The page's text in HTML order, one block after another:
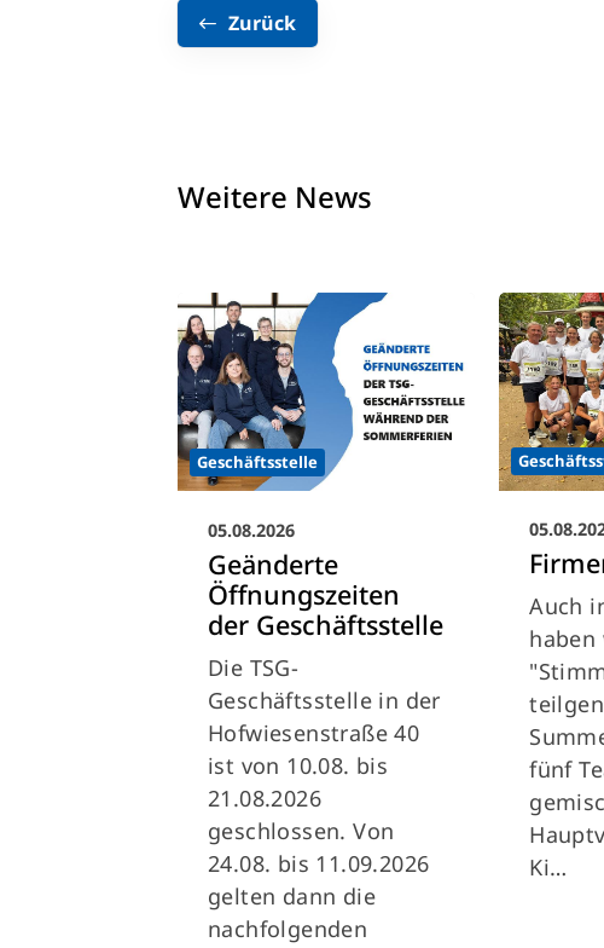
Zurück
Weitere News
Geschäftsstelle
05.08.2026
Geänderte
Öffnungszeiten
der Geschäftsstelle
Die TSG-
Geschäftsstelle in der
Hofwiesenstraße 40
ist von 10.08. bis
21.08.2026
geschlossen. Von
24.08. bis 11.09.2026
gelten dann die
nachfolgenden
Auch
haben
fünf
Ki…